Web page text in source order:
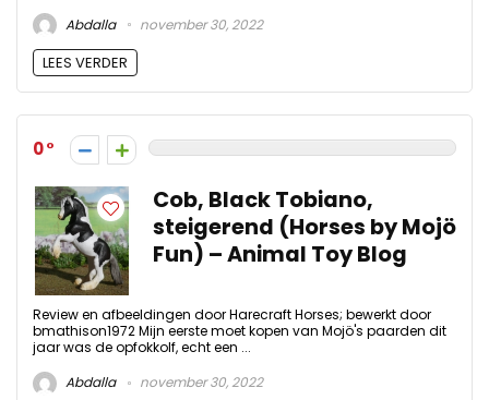
Abdalla
november 30, 2022
LEES VERDER
0
Cob, Black Tobiano,
steigerend (Horses by Mojö
Fun) – Animal Toy Blog
Review en afbeeldingen door Harecraft Horses; bewerkt door
bmathison1972 Mijn eerste moet kopen van Mojö's paarden dit
jaar was de opfokkolf, echt een ...
Abdalla
november 30, 2022